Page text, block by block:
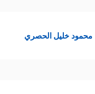
محمود خليل الحصري